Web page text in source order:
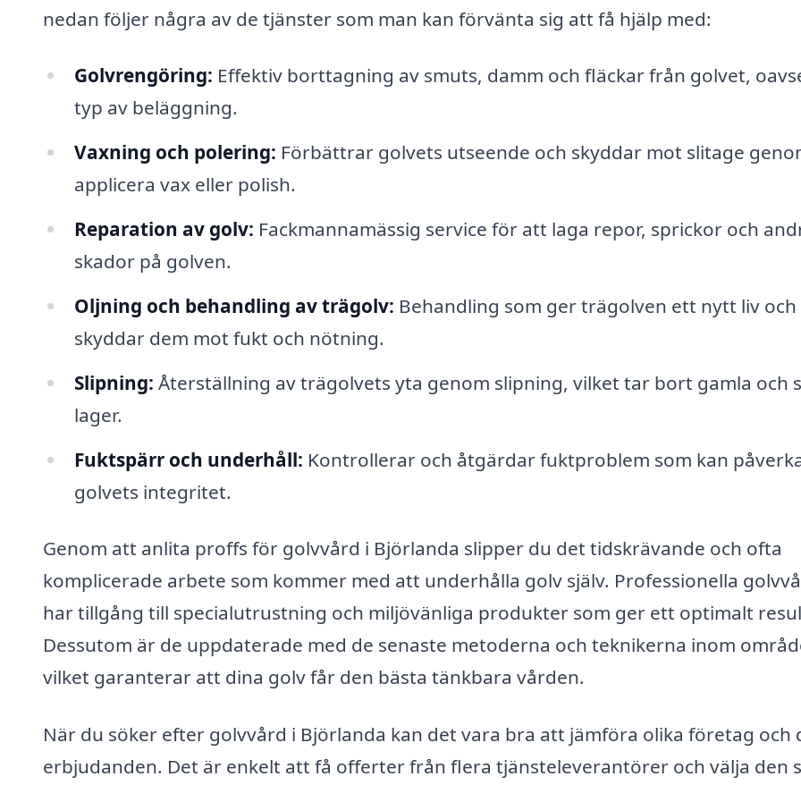
nedan följer några av de tjänster som man kan förvänta sig att få hjälp med:
Golvrengöring: Effektiv borttagning av smuts, damm och fläckar från golvet,
typ av beläggning.
Vaxning och polering: Förbättrar golvets utseende och skyddar mot slitage
applicera vax eller polish.
Reparation av golv: Fackmannamässig service för att laga repor, sprickor och
skador på golven.
Oljning och behandling av trägolv: Behandling som ger trägolven ett nytt liv och
skyddar dem mot fukt och nötning.
Slipning: Återställning av trägolvets yta genom slipning, vilket tar bort gamla och
lager.
Fuktspärr och underhåll: Kontrollerar och åtgärdar fuktproblem som kan
golvets integritet.
Genom att anlita proffs för golvvård i Björlanda slipper du det tidskrävande och ofta
komplicerade arbete som kommer med att underhålla golv själv. Professionella
har tillgång till specialutrustning och miljövänliga produkter som ger ett optimalt
Dessutom är de uppdaterade med de senaste metoderna och teknikerna inom
vilket garanterar att dina golv får den bästa tänkbara vården.
När du söker efter golvvård i Björlanda kan det vara bra att jämföra olika företag och
erbjudanden. Det är enkelt att få offerter från flera tjänsteleverantörer och välja den